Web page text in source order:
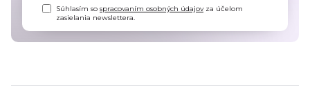
Súhlasím sospracovaním osobných údajovza účelom
zasielania newslettera.